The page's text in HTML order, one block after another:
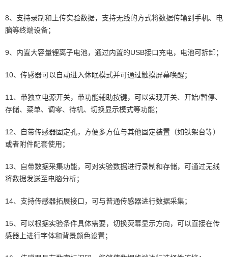
8、支持录制和上传实验数据，支持无线的方式将数据传输到手机、电
脑等终端设备；
9、内置大容量锂离子电池，通过内置的USB接口充电，电池可拆卸；
10、传感器可以自动进入休眠模式并可通过触摸屏幕唤醒；
11、带独立电源开关，带功能辅助按键，可以实现开关、开始/暂停、
存储、菜单、调零、待机、切换显示模式等功能；
12、自带传感器固定孔，方便多方位与其他固定装置（如铁架台等）
或者附件配套使用；
13、自带数据采集功能，可对实验数据进行录制和存储，可通过无线
将数据发送至电脑分析；
14、支持传感器拓展接口，可与普通传感器进行数据采集；
15、可以根据实验条件具体需要，切换荧幕显示方向，可以直接在传
感器上进行字体和背景颜色设置；